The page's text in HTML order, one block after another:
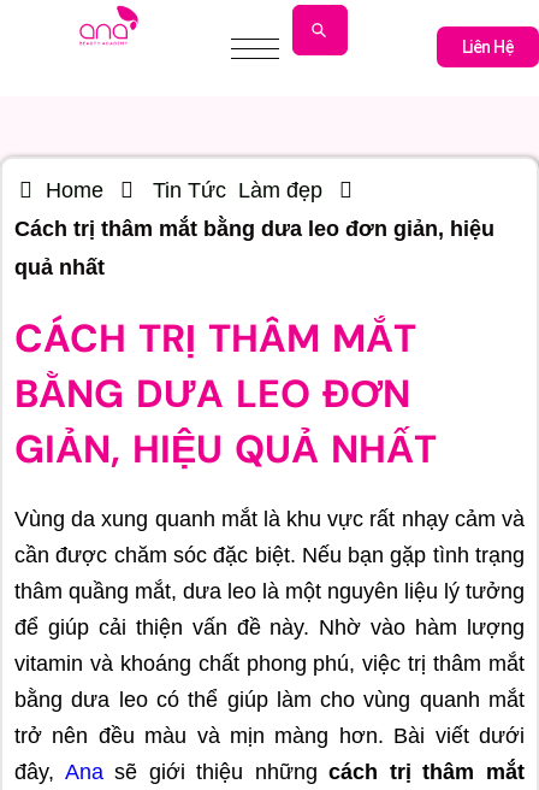
Liên Hệ
Home Tin Tức Làm đẹp
Cách trị thâm mắt bằng dưa leo đơn giản, hiệu
quả nhất
CÁCH TRỊ THÂM MẮT
BẰNG DƯA LEO ĐƠN
GIẢN, HIỆU QUẢ NHẤT
Vùng da xung quanh mắt là khu vực rất nhạy cảm và
cần được chăm sóc đặc biệt. Nếu bạn gặp tình trạng
thâm quầng mắt, dưa leo là một nguyên liệu lý tưởng
để giúp cải thiện vấn đề này. Nhờ vào hàm lượng
vitamin và khoáng chất phong phú, việc trị thâm mắt
bằng dưa leo có thể giúp làm cho vùng quanh mắt
trở nên đều màu và mịn màng hơn. Bài viết dưới
đây, Anasẽ giới thiệu nhữngcách trị thâm mắt